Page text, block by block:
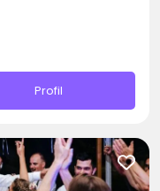
Profil